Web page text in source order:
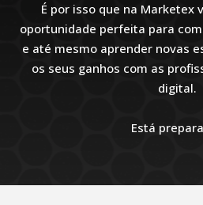
É por isso que na Marketex
oportunidade perfeita para
e até mesmo aprender novas
os seus ganhos com as
digital.
Está